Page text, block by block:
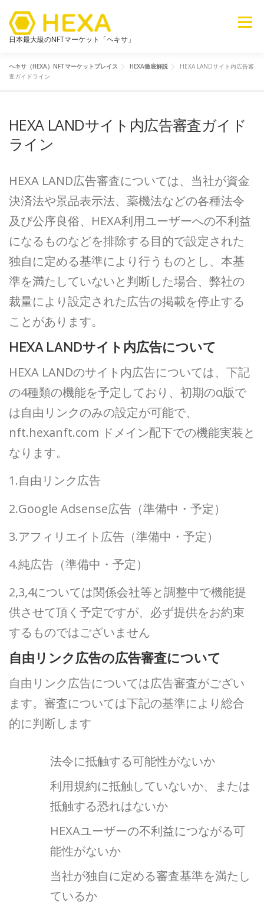
日本最大級のNFTマーケット「ヘキサ」
メニュー
NFTカテゴリ
新着 探す 販売
ヘキサ（HEXA）NFTマーケットプレイス HEXA徹底解説
HEXA LANDサイト内広告審
査ガイドライン
HEXA LANDサイト内広告審査ガイド
ライン
HEXA LAND広告審査については、当社が資金
決済法や景品表示法、薬機法などの各種法令
及び公序良俗、HEXA利用ユーザーへの不利益
になるものなどを排除する目的で設定された
独自に定める基準により行うものとし、本基
準を満たしていないと判断した場合、弊社の
裁量により設定された広告の掲載を停止する
ことがあります。
HEXA LANDサイト内広告について
HEXA LANDのサイト内広告については、下記
の4種類の機能を予定しており、初期のα版で
は自由リンクのみの設定が可能で、
nft.hexanft.com ドメイン配下での機能実装と
なります。
1.自由リンク広告
2.Google Adsense広告（準備中・予定）
3.アフィリエイト広告（準備中・予定）
4.純広告（準備中・予定）
2,3,4については関係会社等と調整中で機能提
供させて頂く予定ですが、必ず提供をお約束
するものではございません
自由リンク広告の広告審査について
自由リンク広告については広告審査がござい
ます。審査については下記の基準により総合
的に判断します
法令に抵触する可能性がないか
利用規約に抵触していないか、または
抵触する恐れはないか
HEXAユーザーの不利益につながる可
能性がないか
当社が独自に定める審査基準を満たし
ているか